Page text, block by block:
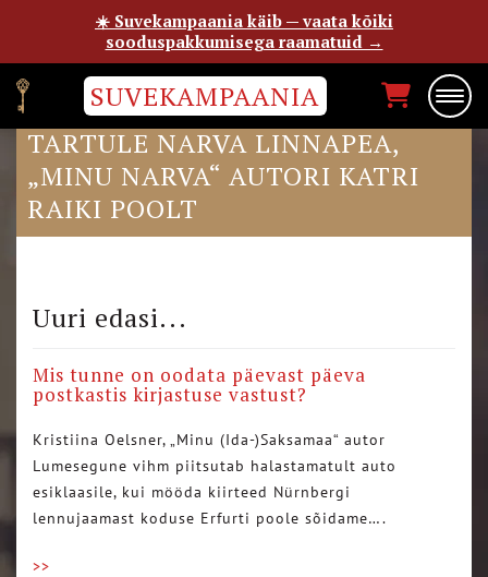
SUVEKAMPAANIA
TARTU HÄÄL #100: VAADE
TARTULE NARVA LINNAPEA,
„MINU NARVA“ AUTORI KATRI
RAIKI POOLT
Uuri edasi...
Mis tunne on oodata päevast päeva
postkastis kirjastuse vastust?
Kristiina Oelsner, „Minu (Ida-)Saksamaa“ autor
Lumesegune vihm piitsutab halastamatult auto
esiklaasile, kui mööda kiirteed Nürnbergi
lennujaamast koduse Erfurti poole sõidame….
>>
☀️ Suvekampaania käib — vaata kõiki
sooduspakkumisega raamatuid →